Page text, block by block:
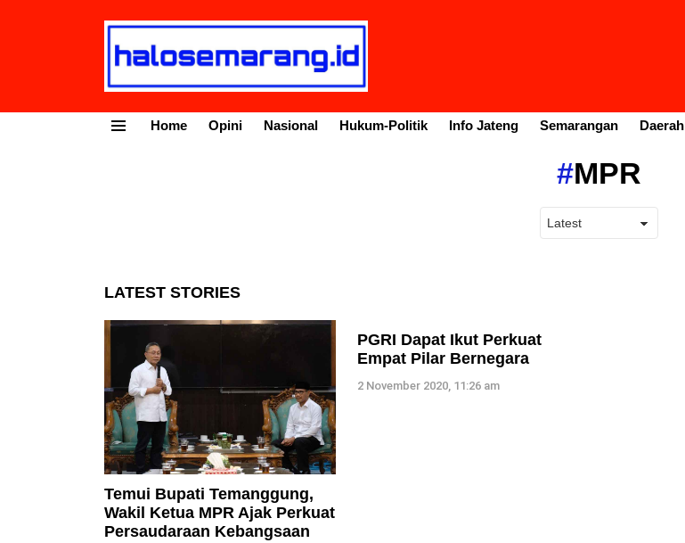
Home Opini Nasional Hukum-Politik Info Jateng Semarangan Daerah
MPR
LATEST STORIES
Temui Bupati Temanggung,
Wakil Ketua MPR Ajak Perkuat
Persaudaraan Kebangsaan
PGRI Dapat Ikut Perkuat
Empat Pilar Bernegara
2 November 2020, 11:26 am